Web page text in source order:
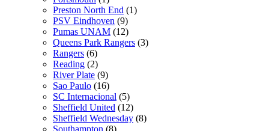
Preston North End (1)
PSV Eindhoven (9)
Pumas UNAM (12)
Queens Park Rangers (3)
Rangers (6)
Reading (2)
River Plate (9)
Sao Paulo (16)
SC Internacional (5)
Sheffield United (12)
Sheffield Wednesday (8)